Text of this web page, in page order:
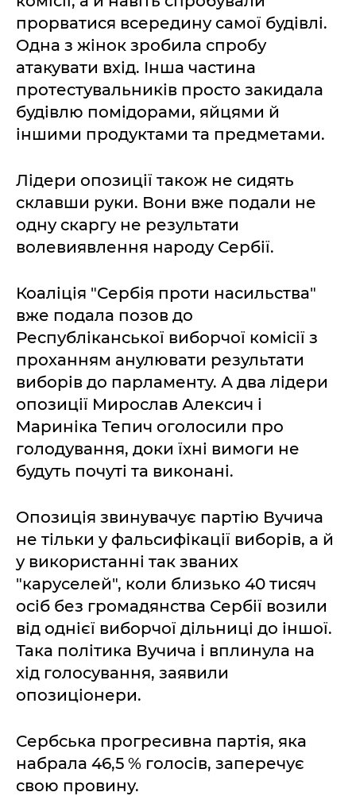
прорватися всередину самої будівлі.
Одна з жінок зробила спробу
атакувати вхід. Інша частина
протестувальників просто закидала
будівлю помідорами, яйцями й
іншими продуктами та предметами.
Лідери опозиції також не сидять
склавши руки. Вони вже подали не
одну скаргу не результати
волевиявлення народу Сербії.
Коаліція "Сербія проти насильства"
вже подала позов до
Республіканської виборчої комісії з
проханням анулювати результати
виборів до парламенту. А два лідери
опозиції Мирослав Алексич і
Мариніка Тепич оголосили про
голодування, доки їхні вимоги не
будуть почуті та виконані.
Опозиція звинувачує партію Вучича
не тільки у фальсифікації виборів, а й
у використанні так званих
"каруселей", коли близько 40 тисяч
осіб без громадянства Сербії возили
від однієї виборчої дільниці до іншої.
Така політика Вучича і вплинула на
хід голосування, заявили
опозиціонери.
Сербська прогресивна партія, яка
набрала 46,5 % голосів, заперечує
свою провину.